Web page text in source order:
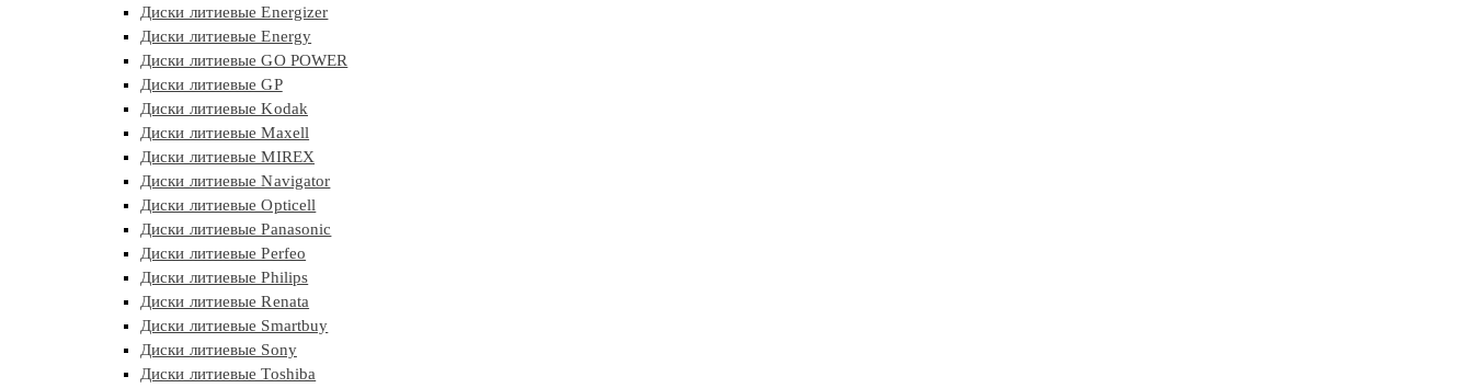
Диски литиевые Energizer
Диски литиевые Energy
Диски литиевые GO POWER
Диски литиевые GP
Диски литиевые Kodak
Диски литиевые Maxell
Диски литиевые MIREX
Диски литиевые Navigator
Диски литиевые Opticell
Диски литиевые Panasonic
Диски литиевые Perfeo
Диски литиевые Philips
Диски литиевые Renata
Диски литиевые Smartbuy
Диски литиевые Sony
Диски литиевые Toshiba